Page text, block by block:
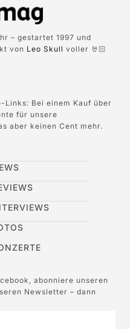
– gestartet 1997 und
von Leo Skull voller 🤘🏻
Bei einem Kauf über
für unsere
aber keinen Cent mehr.
abonniere unseren
Newsletter – dann